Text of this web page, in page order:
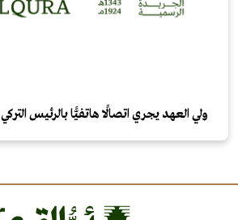
ولي العهد يجري اتصالًا هاتفيًّا بالرئيس التركي